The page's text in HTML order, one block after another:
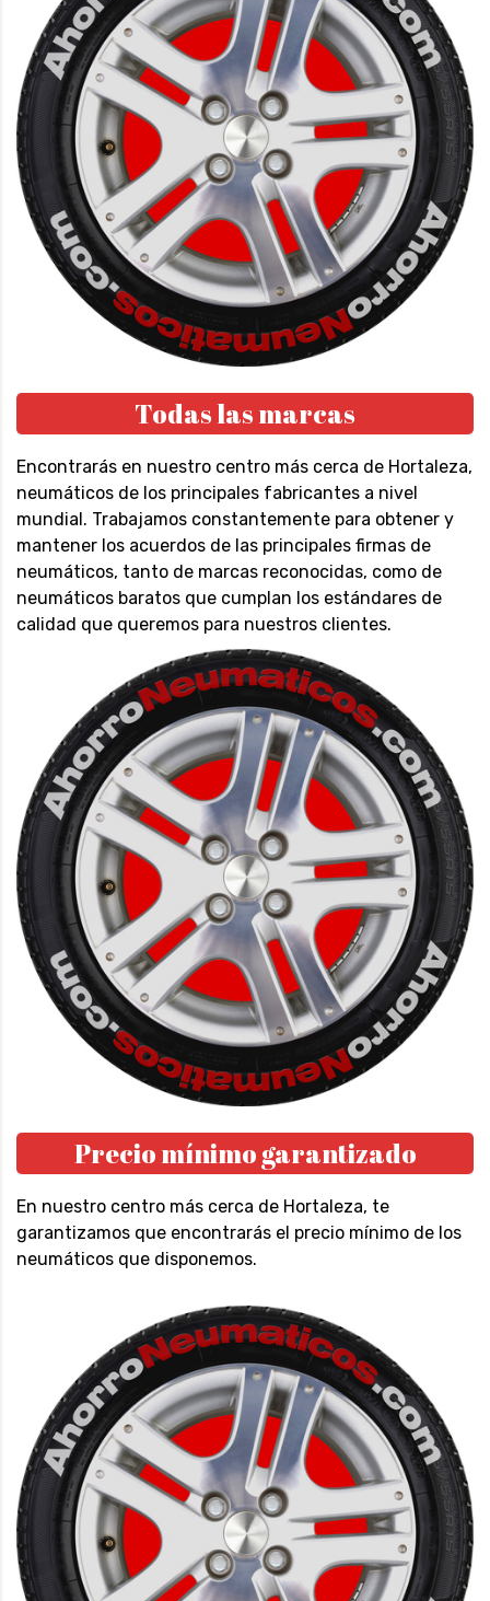
Todas las marcas
Encontrarás en nuestro centro más cerca de Hortaleza,
neumáticos de los principales fabricantes a nivel
mundial. Trabajamos constantemente para obtener y
mantener los acuerdos de las principales firmas de
neumáticos, tanto de marcas reconocidas, como de
neumáticos baratos que cumplan los estándares de
calidad que queremos para nuestros clientes.
Precio mínimo garantizado
En nuestro centro más cerca de Hortaleza, te
garantizamos que encontrarás el precio mínimo de los
neumáticos que disponemos.